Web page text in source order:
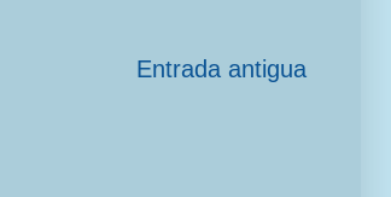
Entrada antigua